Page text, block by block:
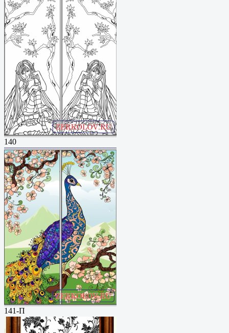
140
141-П